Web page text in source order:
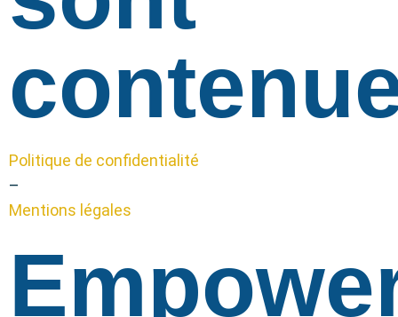
Politique de confidentialité
–
Mentions légales